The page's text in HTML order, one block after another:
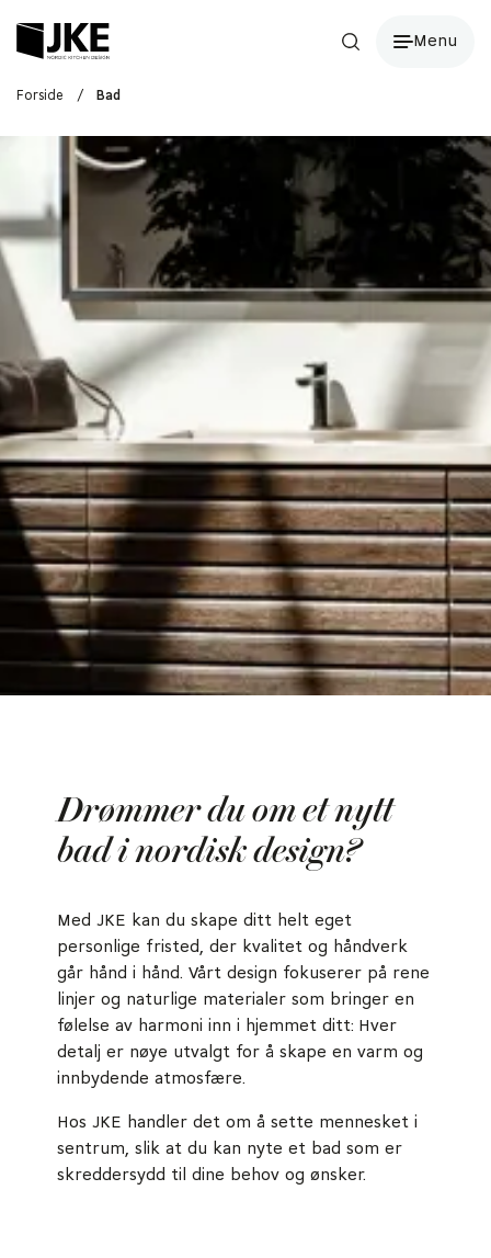
Menu
Forside / Bad
Drømmer du om et nytt
bad i nordisk design?
Med JKE kan du skape ditt helt eget
personlige fristed, der kvalitet og håndverk
går hånd i hånd. Vårt design fokuserer på rene
linjer og naturlige materialer som bringer en
følelse av harmoni inn i hjemmet ditt: Hver
detalj er nøye utvalgt for å skape en varm og
innbydende atmosfære.
Hos JKE handler det om å sette mennesket i
sentrum, slik at du kan nyte et bad som er
skreddersydd til dine behov og ønsker.